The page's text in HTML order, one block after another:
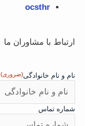
ocsthr
ارتباط با مشاوران ما
نام و نام خانوادگی(ضروری)
شماره تماس